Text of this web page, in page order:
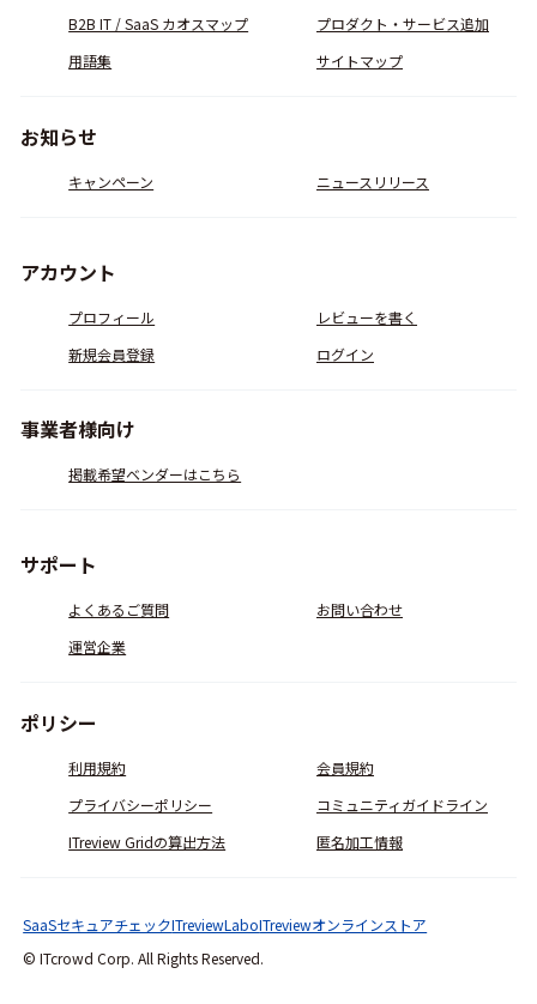
B2B IT / SaaS カオスマップ
プロダクト・サービス追加
用語集
サイトマップ
お知らせ
キャンペーン ニュースリリース
アカウント
プロフィール
レビューを書く
新規会員登録
ログイン
事業者様向け
掲載希望ベンダーはこちら
サポート
よくあるご質問
お問い合わせ
運営企業
ポリシー
利用規約
会員規約
プライバシーポリシー
コミュニティガイドライン
ITreview Gridの算出方法
匿名加工情報
© ITcrowd Corp. All Rights Reserved.
SaaSセキュアチェックITreviewLaboITreviewオンラインストア